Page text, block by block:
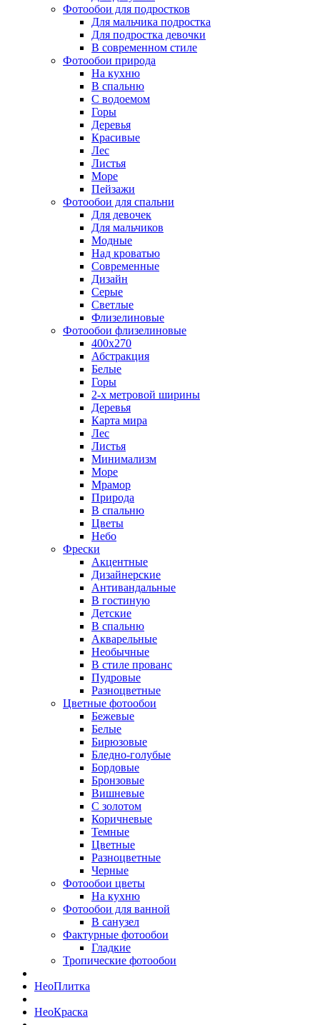
Фотообои для подростков
Для мальчика подростка
Для подростка девочки
В современном стиле
Фотообои природа
На кухню
В спальню
С водоемом
Горы
Деревья
Красивые
Лес
Листья
Море
Пейзажи
Фотообои для спальни
Для девочек
Для мальчиков
Модные
Над кроватью
Современные
Дизайн
Серые
Светлые
Флизелиновые
Фотообои флизелиновые
400х270
Абстракция
Белые
Горы
2-х метровой ширины
Деревья
Карта мира
Лес
Листья
Минимализм
Море
Мрамор
Природа
В спальню
Цветы
Небо
Фрески
Акцентные
Дизайнерские
Антивандальные
В гостиную
Детские
В спальню
Акварельные
Необычные
В стиле прованс
Пудровые
Разноцветные
Цветные фотообои
Бежевые
Белые
Бирюзовые
Бледно-голубые
Бордовые
Бронзовые
Вишневые
С золотом
Коричневые
Темные
Цветные
Разноцветные
Черные
Фотообои цветы
На кухню
Фотообои для ванной
В санузел
Фактурные фотообои
Гладкие
Тропические фотообои
НеоПлитка
НеоКраска